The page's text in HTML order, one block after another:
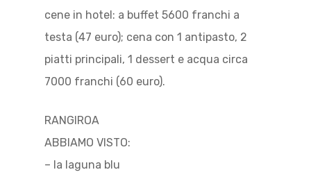
cene in hotel: a buffet 5600 franchi a
testa (47 euro); cena con 1 antipasto, 2
piatti principali, 1 dessert e acqua circa
7000 franchi (60 euro).
RANGIROA
ABBIAMO VISTO:
– la laguna blu